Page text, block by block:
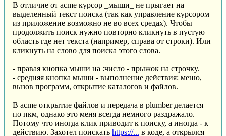
В отличие от acme курсор _мыши_ не прыгает на
выделенный текст поиска (так как управление курсором
из приложение возможно не во всех средах). Чтобы
продолжить поиск нужно повторно кликнуть в пустую
область где нет текста (например, справа от строки). Или
кликнуть на слово для поиска этого слова.
- правая кнопка мыши на :число - прыжок на строчку.
- средняя кнопка мыши - выполнение действия: меню,
вызов программ, открытие каталогов и файлов.
В acme открытие файлов и передача в plumber делается
по пкм, однако это меня всегда немного раздражало.
Потому что иногда клик приводит к поиску, а иногда - к
действию. Захотел поискать https://... в коде, а открылся